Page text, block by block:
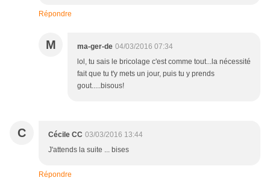
Répondre
M ma-ger-de 04/03/2016 07:34
lol, tu sais le bricolage c'est comme tout...la nécessité
fait que tu t'y mets un jour, puis tu y prends
gout.....bisous!
C Cécile CC 03/03/2016 13:44
J'attends la suite ... bises
Répondre